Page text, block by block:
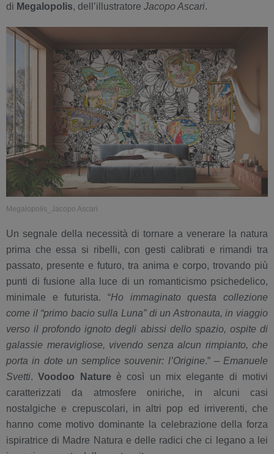
di Megalopolis, dell’illustratore Jacopo Ascari.
Megalopolis_Jacopo Ascari
Un segnale della necessità di tornare a venerare la natura
prima che essa si ribelli, con gesti calibrati e rimandi tra
passato, presente e futuro, tra anima e corpo, trovando più
punti di fusione alla luce di un romanticismo psichedelico,
minimale e futurista. “Ho immaginato questa collezione
come il “primo bacio sulla Luna” di un Astronauta, in viaggio
verso il profondo ignoto degli abissi dello spazio, ospite di
galassie meravigliose, vivendo senza alcun rimpianto, che
porta in dote un semplice souvenir: l’Origine.” – Emanuele
Svetti.Voodoo Natureè così un mix elegante di motivi
caratterizzati da atmosfere oniriche, in alcuni casi
nostalgiche e crepuscolari, in altri pop ed irriverenti, che
hanno come motivo dominante la celebrazione della forza
ispiratrice di Madre Natura e delle radici che ci legano a lei